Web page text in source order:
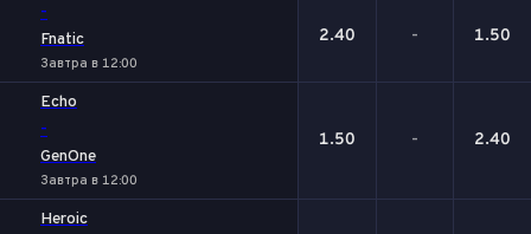
-
Fnatic
Завтра в 12:00
2.40 - 1.50
Echo
-
GenOne
Завтра в 12:00
1.50 - 2.40
Heroic